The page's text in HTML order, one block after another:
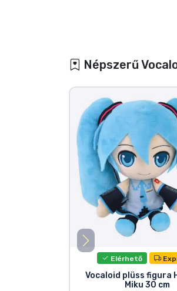
Népszerű
Elérhető
Vocaloid plüss figura
Miku 30 cm